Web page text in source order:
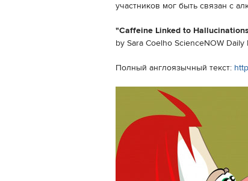
участников мог быть связан с
"Caffeine Linked to
by Sara Coelho ScienceNOW
Полный англоязычный текст: